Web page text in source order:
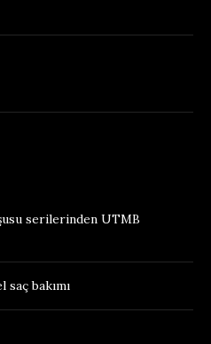
serilerinden UTMB
bakımı